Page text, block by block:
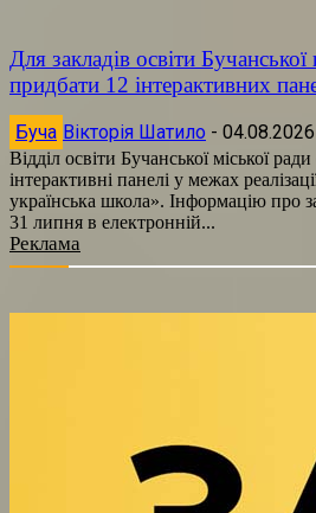
Для закладів освіти
придбати 12 інтерактивних
Буча Вікторія Шатило - 04.08.2026
Відділ освіти Бучанської міської
інтерактивні панелі у межах
українська школа». Інформацію про
31 липня в електронній...
Реклама